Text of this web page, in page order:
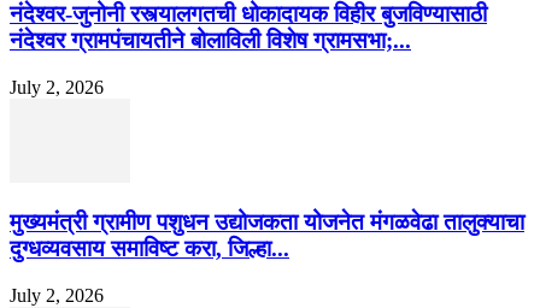
नंदेश्वर-जुनोनी रस्त्यालगतची धोकादायक विहीर बुजविण्यासाठी
नंदेश्वर ग्रामपंचायतीने बोलाविली विशेष ग्रामसभा;...
July 2, 2026
मुख्यमंत्री ग्रामीण पशुधन उद्योजकता योजनेत मंगळवेढा तालुक्याचा
दुग्धव्यवसाय समाविष्ट करा, जिल्हा...
July 2, 2026